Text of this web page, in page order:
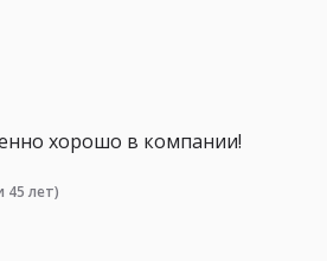
хорошо в компании!
45 лет)